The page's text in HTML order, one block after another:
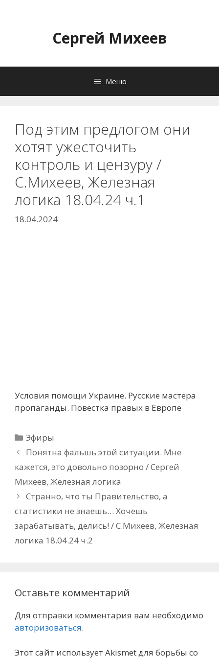
содержимомуСергей Михеев
Меню
Под этим предлогом они
хотят ужесточить
контроль и цензуру /
С.Михеев, Железная
логика 18.04.24 ч.1
18.04.2024
Условия помощи Украине. Русские мастера
пропаганды. Повестка правых в Европе
Рубрики
Эфиры
Понятна фальшь этой ситуации. Мне
кажется, это довольно позорно / Сергей
Михеев, Железная логика
Странно, что ты Правительство, а
статистики не знаешь… Хочешь
зарабатывать, делись! / С.Михеев, Железная
логика 18.04.24 ч.2
Оставьте комментарий
Для отправки комментария вам необходимо
авторизоваться.
Этот сайт использует Akismet для борьбы со